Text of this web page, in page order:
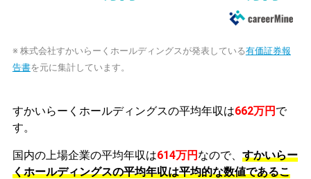
※ 株式会社すかいらーくホールディングスが発表している有価証券報
告書を元に集計しています。
すかいらーくホールディングスの平均年収は662万円 で
す。
国内の上場企業の平均年収は614万円 なので、 すかいらー
くホールディングスの平均年収は平均的な数値であるこ